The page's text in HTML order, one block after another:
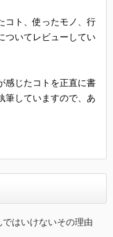
コト、使ったモノ、行
ついてレビューしてい
感じたコトを正直に書
筆していますので、あ
はいけないその理由